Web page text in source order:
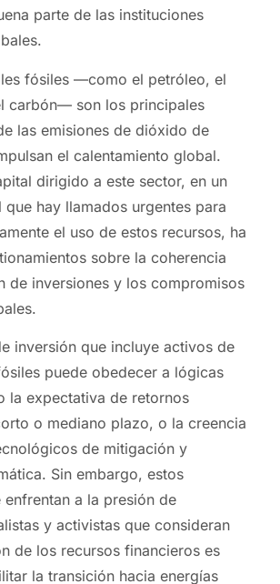
parte de las instituciones
fósiles —como el petróleo, el
carbón— son los principales
las emisiones de dióxido de
el calentamiento global.
dirigido a este sector, en un
que hay llamados urgentes para
el uso de estos recursos, ha
sobre la coherencia
de inversiones y los compromisos
inversión que incluye activos de
puede obedecer a lógicas
la expectativa de retornos
o mediano plazo, o la creencia
de mitigación y
Sin embargo, estos
enfrentan a la presión de
y activistas que consideran
de los recursos financieros es
la transición hacia energías